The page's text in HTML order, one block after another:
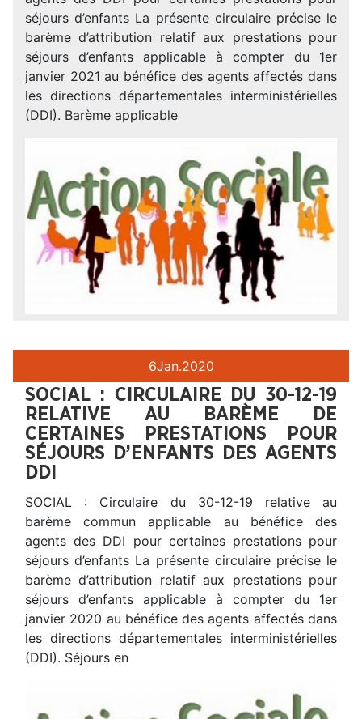
séjours d’enfants La présente circulaire précise le
barème d’attribution relatif aux prestations pour
séjours d’enfants applicable à compter du 1er
janvier 2021 au bénéfice des agents affectés dans
les directions départementales interministérielles
(DDI). Barème applicable
6Jan.2020
SOCIAL : CIRCULAIRE DU 30-12-19
RELATIVE AU BARÈME DE
CERTAINES PRESTATIONS POUR
SÉJOURS D’ENFANTS DES AGENTS
DDI
SOCIAL : Circulaire du 30-12-19 relative au
barème commun applicable au bénéfice des
agents des DDI pour certaines prestations pour
séjours d’enfants La présente circulaire précise le
barème d’attribution relatif aux prestations pour
séjours d’enfants applicable à compter du 1er
janvier 2020 au bénéfice des agents affectés dans
les directions départementales interministérielles
(DDI). Séjours en